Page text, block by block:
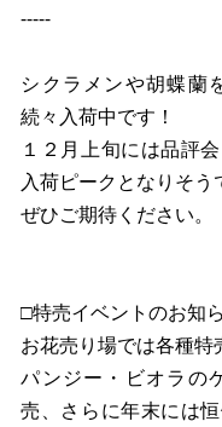
-----
シクラメンや胡蝶蘭
続々入荷中です！
１２月上旬には品評
入荷ピークとなりそう
ぜひご期待ください。
□特売イベントのお知
お花売り場では各種特
パンジー・ビオラの
売、さらに年末には